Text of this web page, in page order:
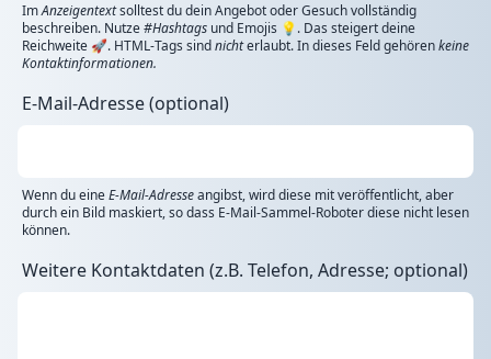
ImAnzeigentextsolltest du dein Angebot oder Gesuch vollständig
beschreiben. Nutze#Hashtags und Emojis 💡. Das steigert deine
Reichweite 🚀. HTML-Tags sindnichterlaubt. In dieses Feld gehörenkeine
Kontaktinformationen.
E-Mail-Adresse (optional)
Wenn du eineE-Mail-Adresseangibst, wird diese mit veröffentlicht, aber
durch ein Bild maskiert, so dass E-Mail-Sammel-Roboter diese nicht lesen
können.
Weitere Kontaktdaten (z.B. Telefon, Adresse; optional)